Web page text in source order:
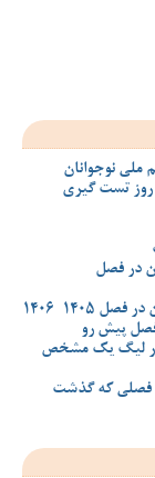
ملی نوجوانان
روز تست گیری
در فصل
1406
پیش رو
در لیگ یک مشخص
فصلی که گذشت